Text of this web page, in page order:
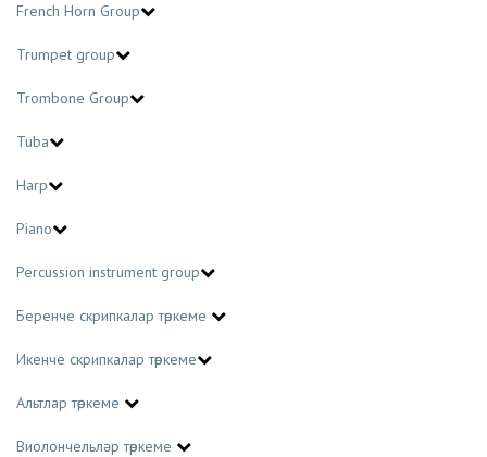
French Horn Group
Trumpet group
Trombone Group
Tuba
Harp
Piano
Percussion instrument group
Беренче скрипкалар төркеме
Икенче скрипкалар төркеме
Альтлар төркеме
Виолончельләр төркеме